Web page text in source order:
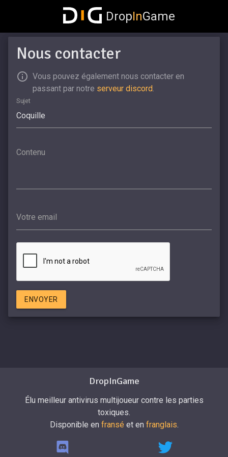
DropInGame
Nous contacter
Vous pouvez également nous contacter en
passant par notre serveur discord.
Sujet
Contenu
Votre email
ENVOYER
DropInGame
Élu meilleur antivirus multijoueur contre les parties
toxiques.
Disponible en fransé et en franglais.